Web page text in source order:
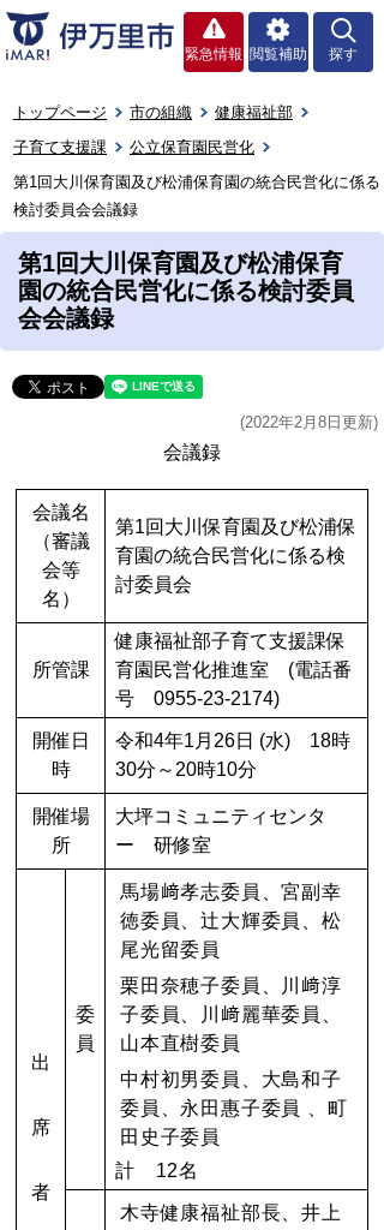
緊急情報 閲覧補助 探す
トップページ 市の組織
健康福祉部
子育て支援課
公立保育園民営化
第1回大川保育園及び松浦保育園の統合民営化に係る
検討委員会会議録
第1回大川保育園及び松浦保育
園の統合民営化に係る検討委員
会会議録
(2022年2月8日更新)
会議録
会議名
（審議
会等
名）
第1回大川保育園及び松浦保
育園の統合民営化に係る検
討委員会
所管課
健康福祉部子育て支援課保
育園民営化推進室 (電話番
号 0955-23-2174)
開催日
時
令和4年1月26日 (水) 18時
30分～20時10分
開催場
所
大坪コミュニティセンタ
ー 研修室
出
席
者
委
員
馬場﨑孝志委員、宮副幸
徳委員、辻大輝委員、松
尾光留委員
栗田奈穂子委員、川﨑淳
子委員、川﨑麗華委員、
山本直樹委員
中村初男委員、大島和子
委員、永田惠子委員 、町
田史子委員
計 12名
木寺健康福祉部長、井上